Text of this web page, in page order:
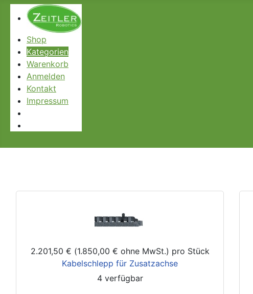
Shop
Kategorien
Warenkorb
Anmelden
Kontakt
Impressum
2.201,50 € (1.850,00 € ohne MwSt.) pro Stück
Kabelschlepp für Zusatzachse
4 verfügbar